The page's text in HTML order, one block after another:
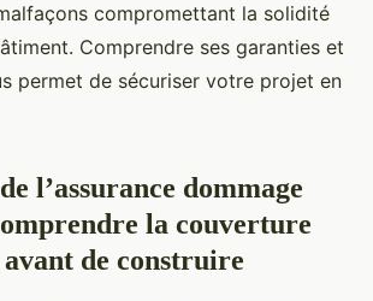
compromettant la solidité
Comprendre ses garanties et
permet de sécuriser votre projet en
l’assurance dommage
la couverture
de construire